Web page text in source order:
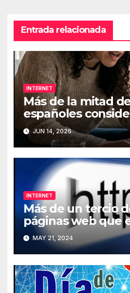
Entrada relacionada
INTERNET
Más de la mitad
españoles
fundamental la
Internet
JUN 14, 2026
INTERNET
Más de un tercio
páginas web que
2013 han
Internet
MAY 21, 2024